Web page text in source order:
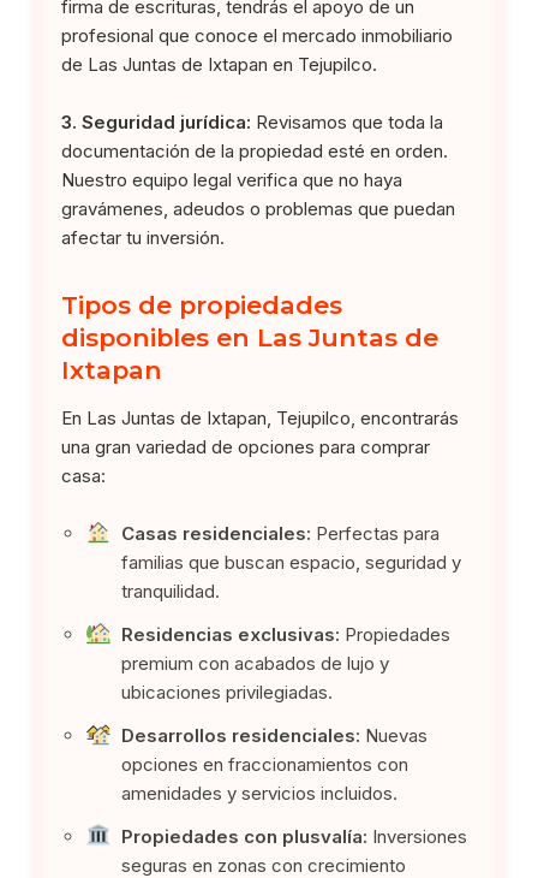
firma de escrituras, tendrás el apoyo de un
profesional que conoce el mercado inmobiliario
de Las Juntas de Ixtapan en Tejupilco.
3. Seguridad jurídica: Revisamos que toda la
documentación de la propiedad esté en orden.
Nuestro equipo legal verifica que no haya
gravámenes, adeudos o problemas que puedan
afectar tu inversión.
Tipos de propiedades
disponibles en Las Juntas de
Ixtapan
En Las Juntas de Ixtapan, Tejupilco, encontrarás
una gran variedad de opciones para comprar
casa:
Casas residenciales: Perfectas para
familias que buscan espacio, seguridad y
tranquilidad.
Residencias exclusivas: Propiedades
premium con acabados de lujo y
ubicaciones privilegiadas.
Desarrollos residenciales: Nuevas
opciones en fraccionamientos con
amenidades y servicios incluidos.
Propiedades con plusvalía: Inversiones
seguras en zonas con crecimiento